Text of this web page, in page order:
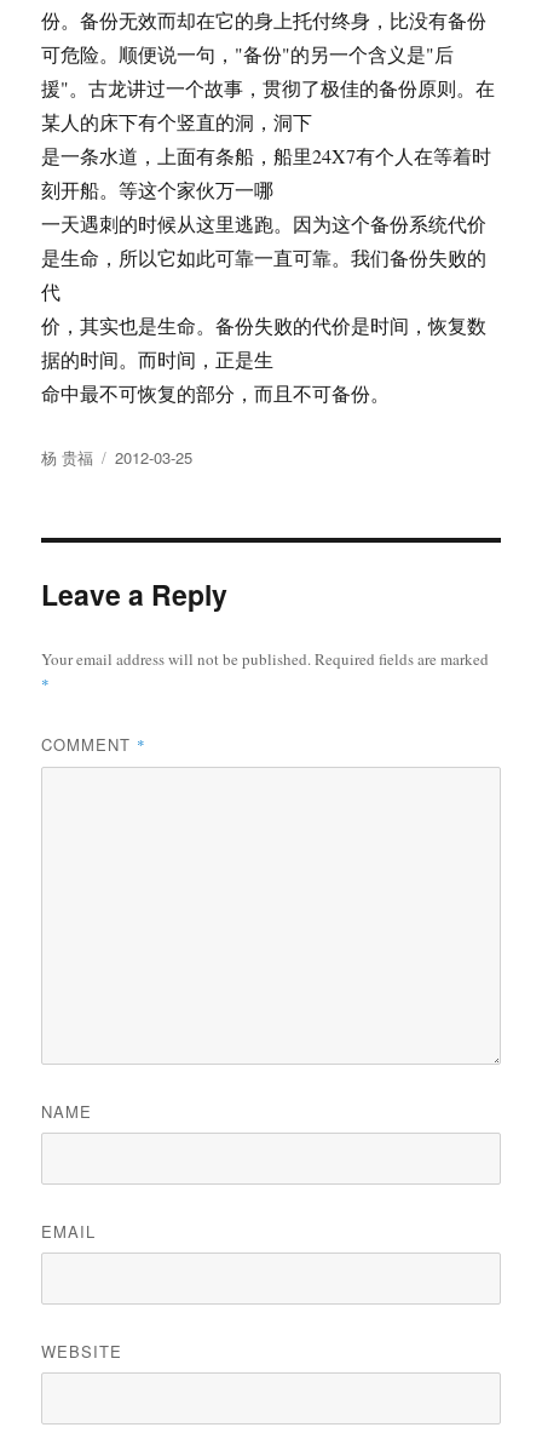
份。备份无效而却在它的身上托付终身，比没有备份
可危险。顺便说一句，"备份"的另一个含义是"后
援"。古龙讲过一个故事，贯彻了极佳的备份原则。在
某人的床下有个竖直的洞，洞下
是一条水道，上面有条船，船里24X7有个人在等着时
刻开船。等这个家伙万一哪
一天遇刺的时候从这里逃跑。因为这个备份系统代价
是生命，所以它如此可靠一直可靠。我们备份失败的
代
价，其实也是生命。备份失败的代价是时间，恢复数
据的时间。而时间，正是生
命中最不可恢复的部分，而且不可备份。
Author
杨 贵福
Posted
2012-03-25
Leave a Reply
Your email address will not be published.Required fields are marked
*
COMMENT *
NAME
EMAIL
WEBSITE